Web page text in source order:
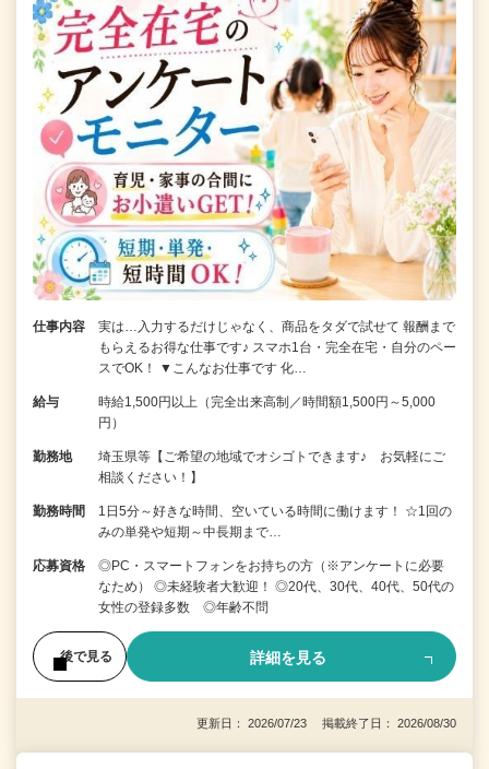
仕事内容
実は…入力するだけじゃなく、商品をタダで試せて 報酬まで
もらえるお得な仕事です♪ スマホ1台・完全在宅・自分のペー
スでOK！ ▼こんなお仕事です 化…
給与
時給1,500円以上（完全出来高制／時間額1,500円～5,000
円）
勤務地
埼玉県等【ご希望の地域でオシゴトできます♪ お気軽にご
相談ください！】
勤務時間
1日5分～好きな時間、空いている時間に働けます！ ☆1回の
みの単発や短期～中長期まで…
応募資格
◎PC・スマートフォンをお持ちの方（※アンケートに必要
なため） ◎未経験者大歓迎！ ◎20代、30代、40代、50代の
女性の登録多数 ◎年齢不問
後で見る 詳細を見る
更新日： 2026/07/23 掲載終了日： 2026/08/30